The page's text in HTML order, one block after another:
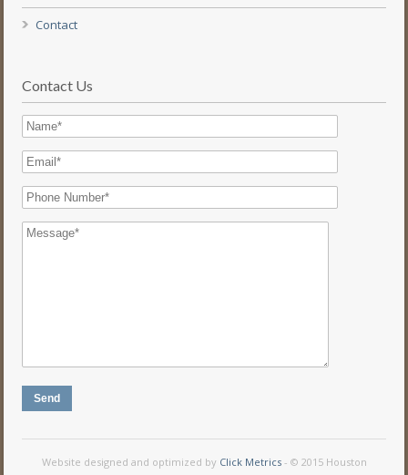
Contact
Contact Us
Website designed and optimized by Click Metrics- © 2015 Houston